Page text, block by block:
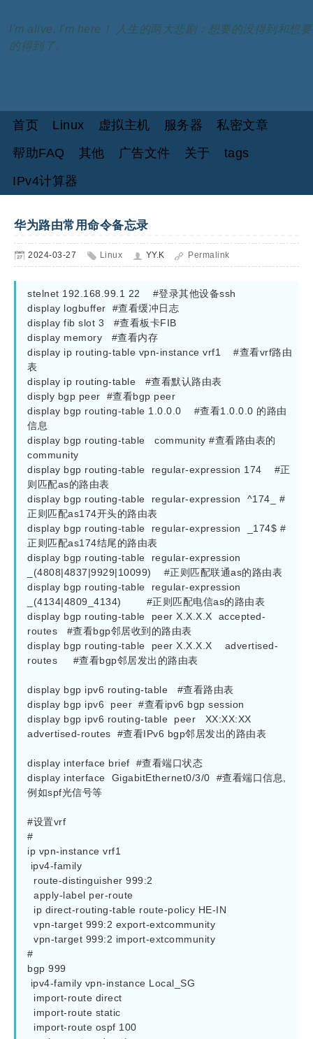
I'm alive, I'm here！ 人生的两大悲剧：想要的没得到和想要
的得到了。
首页 Linux 虚拟主机 服务器
私密文章
帮助FAQ
其他 广告文件 关于
tags
IPv4计算器
华为路由常用命令备忘录
2024-03-27 Linux YY.K Permalink
stelnet 192.168.99.1 22    #登录其他设备ssh
display logbuffer  #查看缓冲日志
display fib slot 3   #查看板卡FIB
display memory   #查看内存
display ip routing-table vpn-instance vrf1    #查看vrf路由
表
display ip routing-table   #查看默认路由表
disply bgp peer  #查看bgp peer
display bgp routing-table 1.0.0.0    #查看1.0.0.0 的路由
信息
display bgp routing-table   community #查看路由表的
community
display bgp routing-table  regular-expression 174    #正
则匹配as的路由表
display bgp routing-table  regular-expression  ^174_ #
正则匹配as174开头的路由表
display bgp routing-table  regular-expression  _174$ #
正则匹配as174结尾的路由表
display bgp routing-table  regular-expression
_(4808|4837|9929|10099)    #正则匹配联通as的路由表
display bgp routing-table  regular-expression
_(4134|4809_4134)        #正则匹配电信as的路由表
display bgp routing-table  peer X.X.X.X  accepted-
routes   #查看bgp邻居收到的路由表
display bgp routing-table  peer X.X.X.X    advertised-
routes     #查看bgp邻居发出的路由表
display bgp ipv6 routing-table   #查看路由表
display bgp ipv6  peer  #查看ipv6 bgp session
display bgp ipv6 routing-table  peer   XX:XX:XX
advertised-routes  #查看IPv6 bgp邻居发出的路由表
display interface brief  #查看端口状态
display interface  GigabitEthernet0/3/0  #查看端口信息,
例如spf光信号等
#设置vrf
#
ip vpn-instance vrf1
#
bgp 999